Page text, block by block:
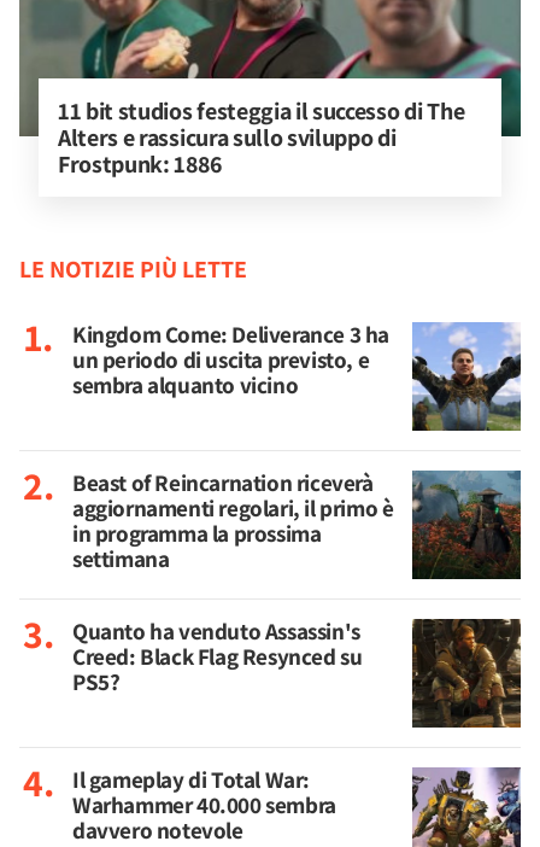
11 bit studios festeggia il successo di The
Alters e rassicura sullo sviluppo di
Frostpunk: 1886
LE NOTIZIE PIÙ LETTE
Kingdom Come: Deliverance 3 ha
un periodo di uscita previsto, e
sembra alquanto vicino
Beast of Reincarnation riceverà
aggiornamenti regolari, il primo è
in programma la prossima
settimana
Quanto ha venduto Assassin's
Creed: Black Flag Resynced su
PS5?
Il gameplay di Total War:
Warhammer 40.000 sembra
davvero notevole